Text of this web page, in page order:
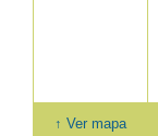
↑ Ver mapa